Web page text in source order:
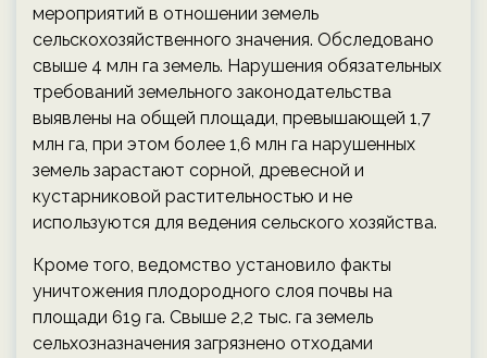
мероприятий в отношении земель
сельскохозяйственного значения. Обследовано
свыше 4 млн га земель. Нарушения обязательных
требований земельного законодательства
выявлены на общей площади, превышающей 1,7
млн га, при этом более 1,6 млн га нарушенных
земель зарастают сорной, древесной и
кустарниковой растительностью и не
используются для ведения сельского хозяйства.
Кроме того, ведомство установило факты
уничтожения плодородного слоя почвы на
площади 619 га. Свыше 2,2 тыс. га земель
сельхозназначения загрязнено отходами